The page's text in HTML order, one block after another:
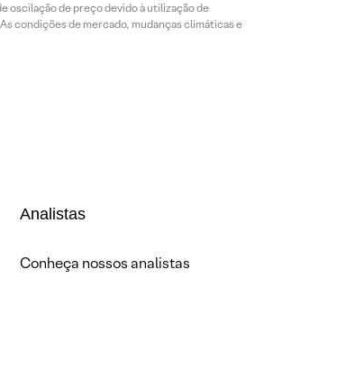
oscilação de preço devido à utilização de
condições de mercado, mudanças climáticas e
Analistas
Conheça nossos analistas